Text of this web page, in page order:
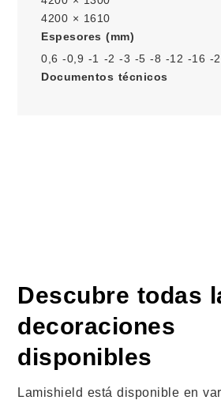
4200 × 1610
Espesores (mm)
0,6 -0,9 -1 -2 -3 -5 -8 -12 -16 -
Documentos técnicos
Descubre todas
decoraciones
disponibles
Lamishield está disponible en